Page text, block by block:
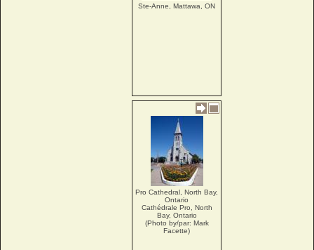
Ste-Anne, Mattawa, ON
Pro Cathedral, North Bay,
Ontario
Cathédrale Pro, North
Bay, Ontario
(Photo by/par: Mark
Facette)